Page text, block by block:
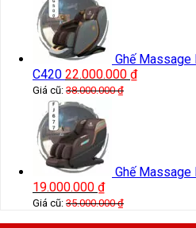
Ghế Massage
C420 22.000.000 ₫
Giá cũ: 38.000.000₫
Ghế
19.000.000 ₫
Giá cũ: 35.000.000₫